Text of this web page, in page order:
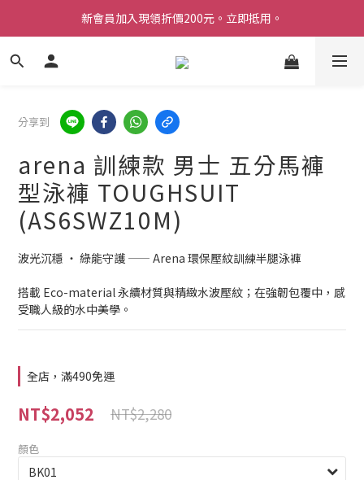
Welcome 台灣官方旗艦館
新會員加入現領折價200元。立即抵用。
Welcome 台灣官方旗艦館
分享到
arena 訓練款 男士 五分馬褲
型泳褲 TOUGHSUIT
(AS6SWZ10M)
波光沉穩 ‧ 綠能守護 —— Arena 環保壓紋訓練半腿泳褲
搭載 Eco-material 永續材質與精緻水波壓紋；在強韌包覆中，感
受職人級的水中美學。
全店，滿490免運
NT$2,052 NT$2,280
顏色